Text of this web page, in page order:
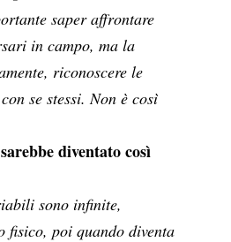
saper affrontare
in campo, ma la
riconoscere le
se stessi. Non è così
diventato così
sono infinite,
fisico, poi quando diventa